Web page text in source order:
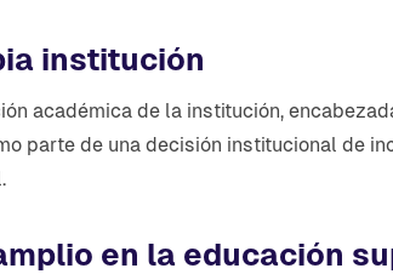
institución
académica de la institución,
parte de una decisión institucional de
en la educación